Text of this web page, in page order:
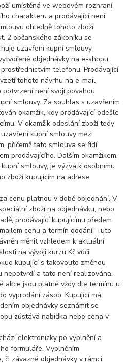
umístěná ve webovém rozhraní
charakteru a prodávající není
ohledně tohoto zboží.
2 občanského zákoníku se
uzavření kupní smlouvy
objednávky na e-shopu
telefonu. Prodávající
tohoto návrhu na e-mail
potvrzení není svojí povahou
smlouvy. Za souhlas s uzavřením
okamžik, kdy prodávající odešle
V okamžik odeslání zboží tedy
kupní smlouvy mezi
přičemž tato smlouva se řídí
prodávajícího. Dalším okamžikem,
smlouvy, je výzva k osobnímu
zboží kupujícím na adrese
cenu platnou v době objednání. V
zboží na objednávku, nebo
prodávající kupujícímu předem
cenu a termín dodání. Tuto
měnit vzhledem k aktuální
na vývoji kurzu Kč vůči
kupující s takovouto změnou
nepotvrdí a tato není realizována.
akce jsou platné vždy dle termínu u
vyprodání zásob. Kupující má
objednávky seznámit se
zůstává nabídka nebo cena v
elektronicky po vyplnění a
formuláře. Vyplněním
či závazné objednávky v rámci